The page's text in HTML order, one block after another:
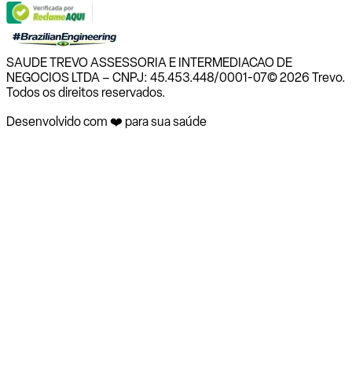
SAUDE TREVO ASSESSORIA E INTERMEDIACAO DE
NEGOCIOS LTDA – CNPJ: 45.453.448/0001-07© 2026 Trevo.
Todos os direitos reservados.
Desenvolvido com ❤️ para sua saúde